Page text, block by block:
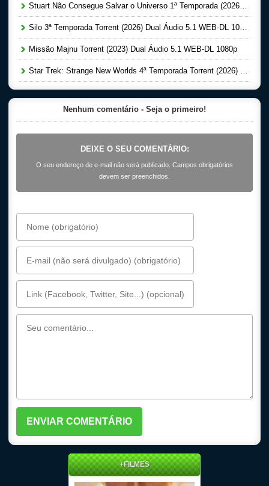
Stuart Não Consegue Salvar o Universo 1ª Temporada (2026) Dual Áudio 5.1 WEB-DL 1080p
Silo 3ª Temporada Torrent (2026) Dual Áudio 5.1 WEB-DL 1080p
Missão Majnu Torrent (2023) Dual Áudio 5.1 WEB-DL 1080p
Star Trek: Strange New Worlds 4ª Temporada Torrent (2026) Dual Áudio 5.1 WEB-DL 1080p
Nenhum comentário - Seja o primeiro!
DEIXE O SEU COMENTÁRIO:
O seu endereço de e-mail não será publicado. Campos obrigatórios
devem ser preenchidos.
+FILMES